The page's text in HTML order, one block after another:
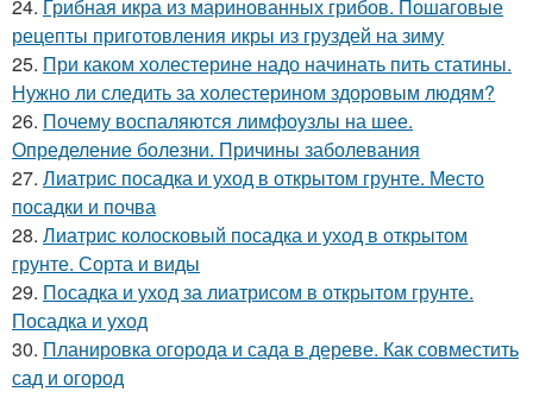
24. Грибная икра из маринованных грибов. Пошаговые
рецепты приготовления икры из груздей на зиму
25. При каком холестерине надо начинать пить статины.
Нужно ли следить за холестерином здоровым людям?
26. Почему воспаляются лимфоузлы на шее.
Определение болезни. Причины заболевания
27. Лиатрис посадка и уход в открытом грунте. Место
посадки и почва
28. Лиатрис колосковый посадка и уход в открытом
грунте. Сорта и виды
29. Посадка и уход за лиатрисом в открытом грунте.
Посадка и уход
30. Планировка огорода и сада в дереве. Как совместить
сад и огород